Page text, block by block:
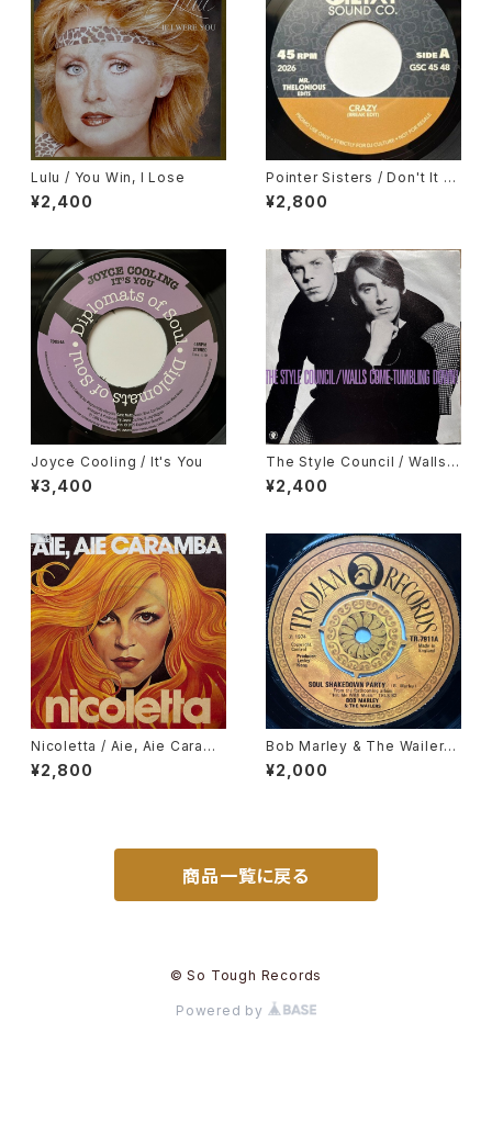
Lulu / You Win, I Lose
¥2,400
Pointer Sisters / Don't It Dr
ive You Crazy, Gene Chand
ler / In My Body's House
¥2,800
Joyce Cooling / It's You
¥3,400
The Style Council / Walls
Come Tumbling Down!
¥2,400
Nicoletta / Aie, Aie Caramb
a
¥2,800
Bob Marley & The Wailers
/ Soul Shakedown Party
¥2,000
商品一覧に戻る
© So Tough Records
Powered by